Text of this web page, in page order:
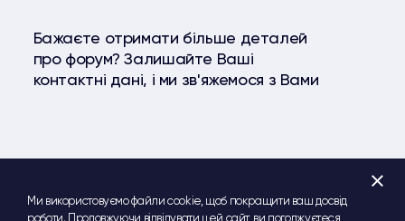
Бажаєте отримати більше деталей
про форум? Залишайте Ваші
контактні дані, і ми зв'яжемося з Вами
Facebook YouTube Telegram
Ми використовуємо файли cookie, щоб покращити ваш досвід
роботи. Продовжуючи відвідувати цей сайт, ви погоджуєтеся
+